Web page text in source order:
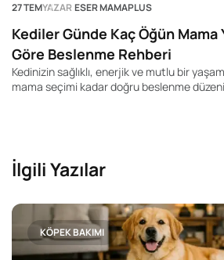
27 TEMYAZAR ESER MAMAPLUS
Kediler Günde Kaç Öğün Mama
Göre Beslenme Rehberi
Kedinizin sağlıklı, enerjik ve mutlu bir
mama seçimi kadar doğru beslenme
İlgili Yazılar
KÖPEK BAKIMI